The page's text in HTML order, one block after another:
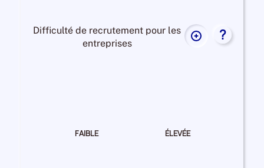
Difficulté de recrutement pour les
entreprises
Plus
?
FAIBLE ÉLEVÉE